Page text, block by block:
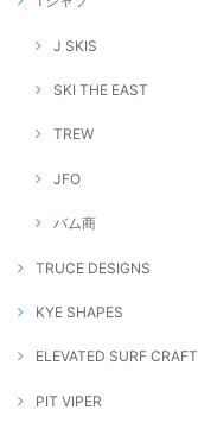
J SKIS
SKI THE EAST
TREW
JFO
バム商
TRUCE DESIGNS
KYE SHAPES
ELEVATED SURF CRAFT
PIT VIPER